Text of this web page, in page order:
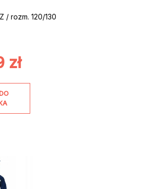
/ rozm. 120/130
zł